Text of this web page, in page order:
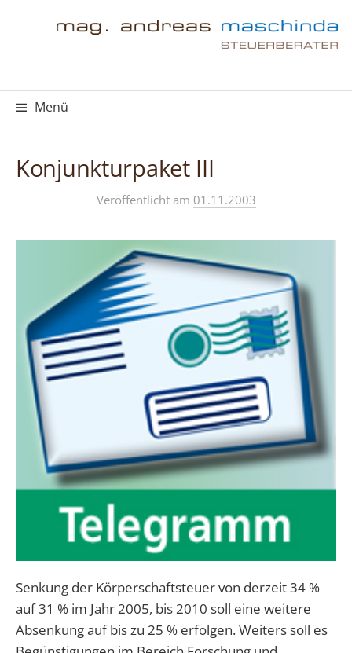
Menü
Konjunkturpaket III
Veröffentlicht am 01.11.2003
Senkung der Körperschaftsteuer von derzeit 34 %
auf 31 % im Jahr 2005, bis 2010 soll eine weitere
Absenkung auf bis zu 25 % erfolgen. Weiters soll es